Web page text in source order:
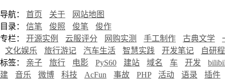
导航： 首页 关于
网站地图
目录： 信笔 俊照 俊笔
俊作
专栏： 开源实例 云服评分 网购实测 手工制作 古典文学
文化娱乐
旅行游记 汽车生活 智慧实践 开发笔记
自研
标签： 亲子 旅行 电影 PyS60 建站 域名 车 开发
建
音乐 微博 科技 AcFun 事故 PHP 活动 语录
插件